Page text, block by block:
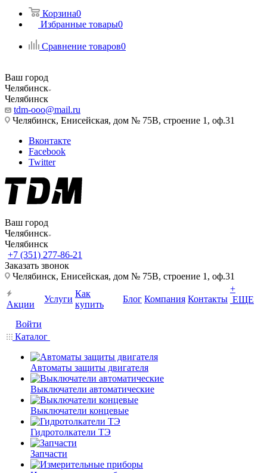
Корзина0
Избранные товары0
Сравнение товаров0
Ваш город
Челябинск
Челябинск
tdm-ooo@mail.ru
Челябинск, Енисейская, дом № 75В, строение 1, оф.31
Вконтакте
Facebook
Twitter
Ваш город
Челябинск
Челябинск
+7 (351) 277-86-21
Заказать звонок
Челябинск, Енисейская, дом № 75В, строение 1, оф.31
Акции
Услуги
Как
купить
Блог Компания Контакты
+
ЕЩЕ
Войти
Каталог
Автоматы защиты двигателя
Выключатели автоматические
Выключатели концевые
Гидротолкатели ТЭ
Запчасти